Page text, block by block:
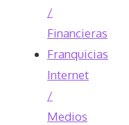
/
Financieras
Franquicias
Internet
/
Medios